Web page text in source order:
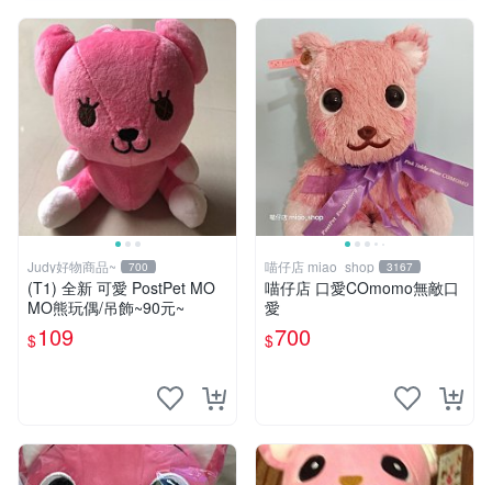
Judy好物商品~ 700
(T1) 全新 可愛 PostPet MO
MO熊玩偶/吊飾~90元~
$109
喵仔店 miao_shop 3167
喵仔店 口愛COmomo無敵口
愛
$700